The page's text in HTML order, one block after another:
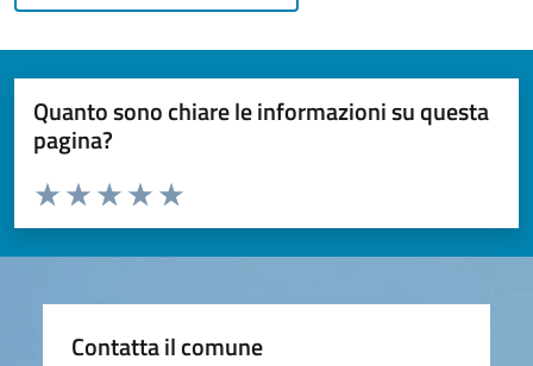
Quanto sono chiare le informazioni su questa
pagina?
Valuta da 1 a 5 stelle la pagina
Valuta 5 stelle su 5
Valuta 4 stelle su 5
Valuta 3 stelle su 5
Valuta 2 stelle su 5
Valuta 1 stelle su 5
Contatta il comune